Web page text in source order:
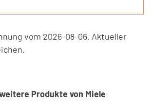
vom 2026-08-06. Aktueller
Produkte von Miele